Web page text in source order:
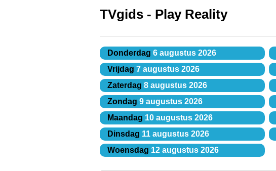
TVgids - Play Reality
Donderdag 6 augustus 2026
Vrijdag 7 augustus 2026
Zaterdag 8 augustus 2026
Zondag 9 augustus 2026
Maandag 10 augustus 2026
Dinsdag 11 augustus 2026
Woensdag 12 augustus 2026